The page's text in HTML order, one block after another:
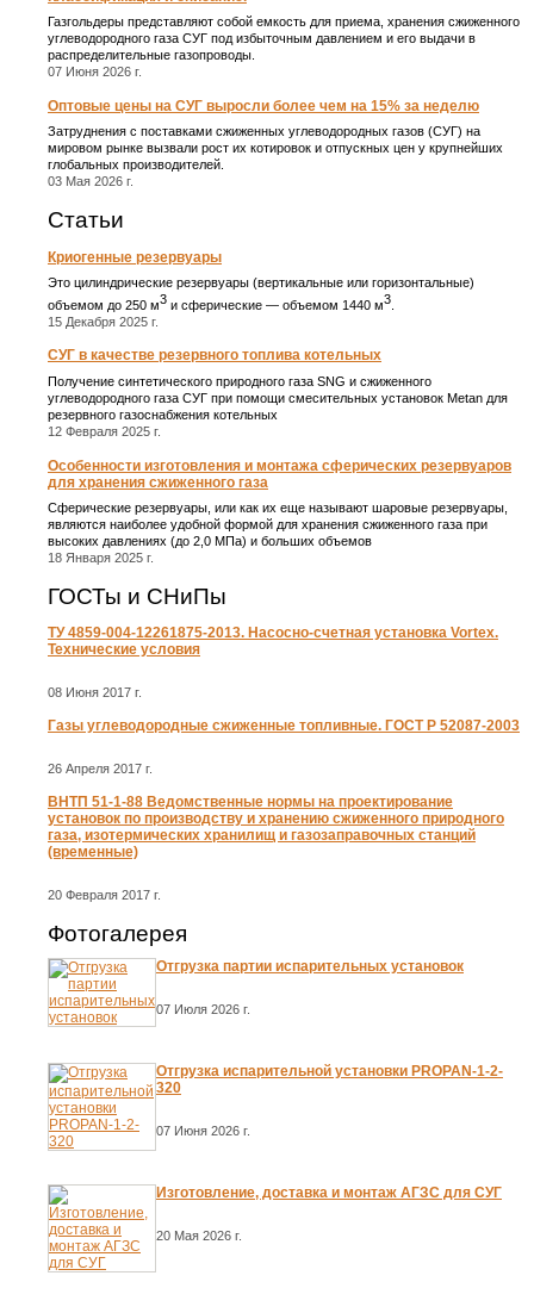
Газгольдеры представляют собой емкость для приема, хранения сжиженного
углеводородного газа СУГ под избыточным давлением и его выдачи в
распределительные газопроводы.
07 Июня 2026 г.
Оптовые цены на СУГ выросли более чем на 15% за неделю
Затруднения с поставками сжиженных углеводородных газов (СУГ) на
мировом рынке вызвали рост их котировок и отпускных цен у крупнейших
глобальных производителей.
03 Мая 2026 г.
Статьи
Криогенные резервуары
Это цилиндрические резервуары (вертикальные или горизонтальные)
объемом до 250 м3 и сферические ― объемом 1440 м3
15 Декабря 2025 г.
СУГ в качестве резервного топлива котельных
Получение синтетического природного газа SNG и сжиженного
углеводородного газа СУГ при помощи смесительных установок Metan для
резервного газоснабжения котельных
12 Февраля 2025 г.
Особенности изготовления и монтажа сферических резервуаров
для хранения сжиженного газа
Сферические резервуары, или как их еще называют шаровые резервуары,
являются наиболее удобной формой для хранения сжиженного газа при
высоких давлениях (до 2,0 МПа) и больших объемов
18 Января 2025 г.
ГОСТы и СНиПы
ТУ 4859-004-12261875-2013. Насосно-счетная установка Vortex.
Технические условия
08 Июня 2017 г.
Газы углеводородные сжиженные топливные. ГОСТ Р 52087-2003
26 Апреля 2017 г.
ВНТП 51-1-88 Ведомственные нормы на проектирование
установок по производству и хранению сжиженного природного
газа, изотермических хранилищ и газозаправочных станций
(временные)
20 Февраля 2017 г.
Фотогалерея
Отгрузка партии испарительных установок
07 Июля 2026 г.
Отгрузка испарительной установки PROPAN-1-2-
320
07 Июня 2026 г.
Изготовление, доставка и монтаж АГЗС для СУГ
20 Мая 2026 г.